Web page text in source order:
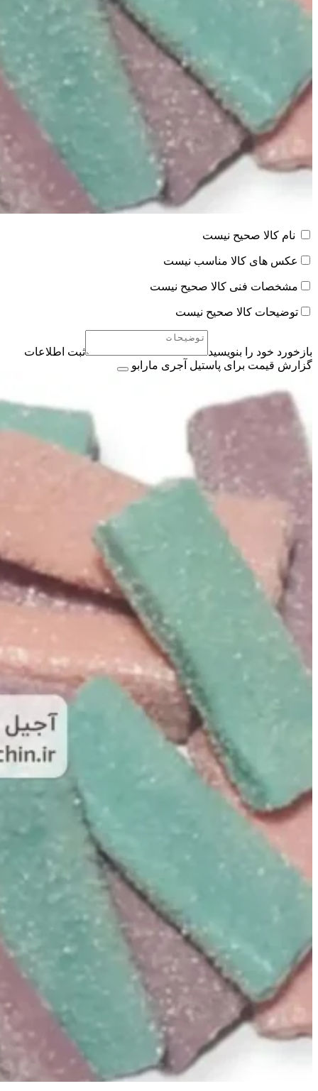
نام کالا صحیح نیست
عکس های کالا مناسب نیست
مشخصات فنی کالا صحیح نیست
توضیحات کالا صحیح نیست
بازخورد خود را بنویسید
ثبت اطلاعات
گزارش قیمت برای پاستیل آجری مارابو